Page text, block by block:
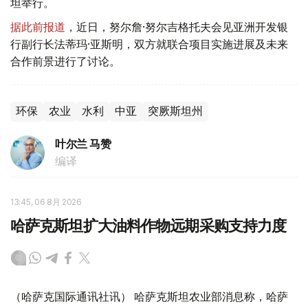
据此前报道 ，近日，努尔詹·努尔吉格托夫会见亚洲开发银
行副行长法蒂玛·亚斯明，双方就联合项目实施进展及未来
合作前景进行了讨论。
环保 农业 水利 中亚 突厥斯坦州
叶尔兰 马赞
编译
13:45, 06 8月 2026
哈萨克斯坦扩大油料作物远期采购支持力度
（哈萨克国际通讯社讯） 哈萨克斯坦农业部消息称，哈萨